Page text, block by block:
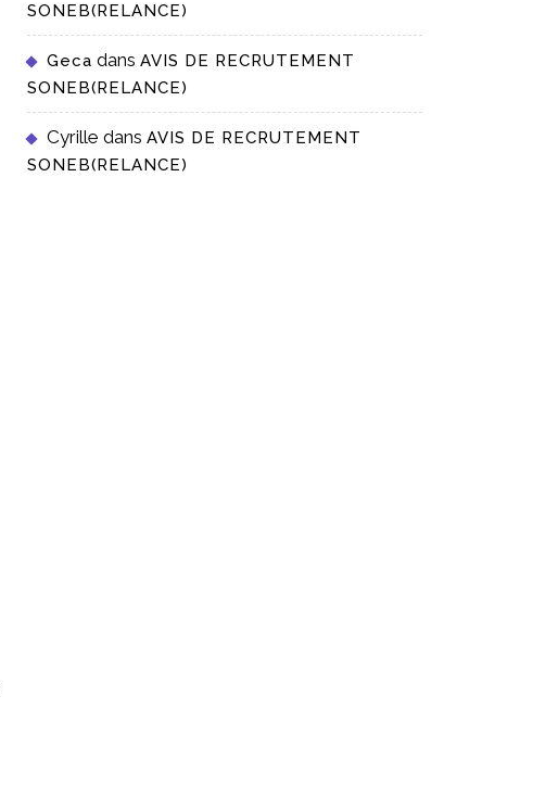
SONEB(RELANCE)
Geca dans AVIS DE RECRUTEMENT
SONEB(RELANCE)
Cyrille dans AVIS DE RECRUTEMENT
SONEB(RELANCE)